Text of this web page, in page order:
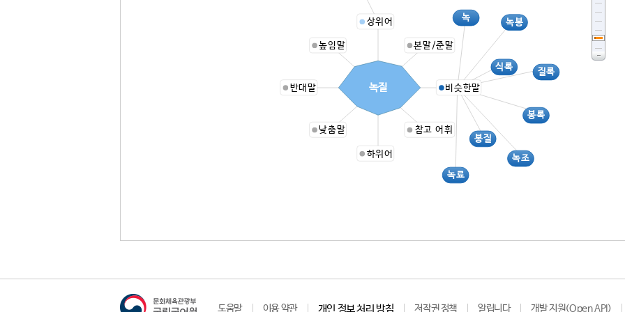
상위어
본말/준말
식록
녹
녹료
녹봉
녹조
봉록
봉질
질록
비슷한말
참고 어휘
하위어
낮춤말
반대말
높임말
녹질
도움말 이용 약관 개인 정보 처리 방침 저작권 정책 알립니다 개발 지원(Open API)